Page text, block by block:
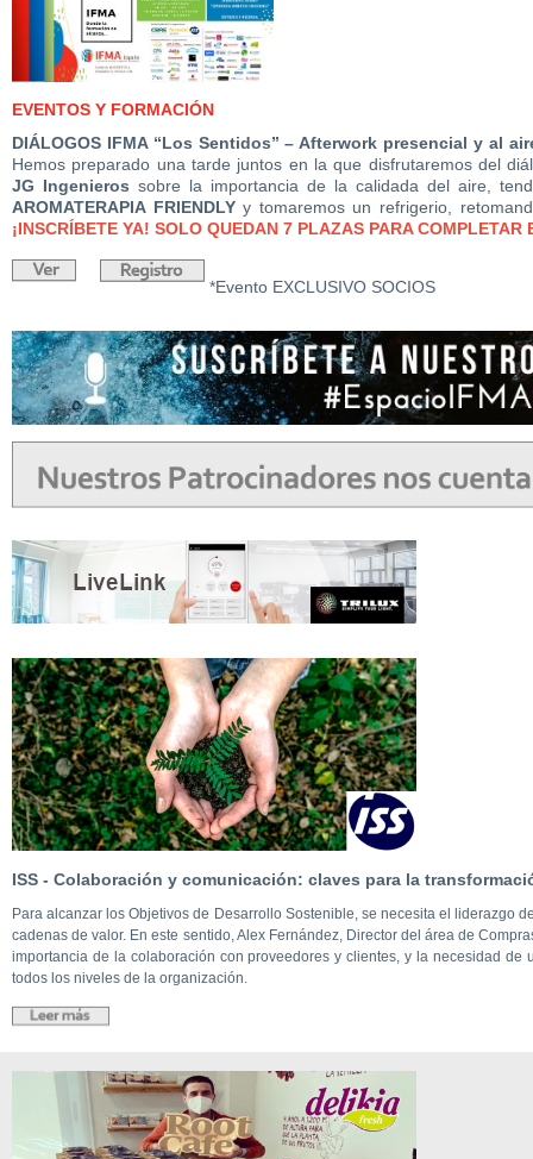
EVENTOS Y FORMACIÓN
DIÁLOGOS IFMA “Los Sentidos” – Afterwork presencial y al
Hemos preparado una tarde juntos en la que disfrutaremos del
JG Ingenieros sobre la importancia de la calidada del aire,
AROMATERAPIA FRIENDLYy tomaremos un refrigerio,
¡INSCRÍBETE YA! SOLO QUEDAN 7 PLAZAS PARA COMPLETAR
*Evento EXCLUSIVO SOCIOS
ISS - Colaboración y comunicación: claves para la
Para alcanzar los Objetivos de Desarrollo Sostenible, se necesita el liderazgo
cadenas de valor. En este sentido, Alex Fernández, Director del área de
importancia de la colaboración con proveedores y clientes, y la necesidad de
todos los niveles de la organización.